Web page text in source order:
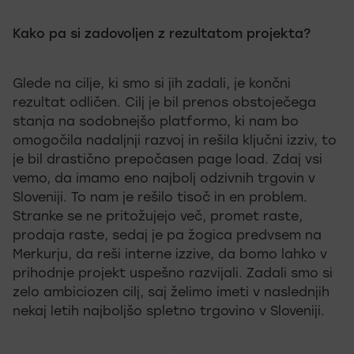
Kako pa si zadovoljen z rezultatom projekta?
Glede na cilje, ki smo si jih zadali, je končni
rezultat odličen. Cilj je bil prenos obstoječega
stanja na sodobnejšo platformo, ki nam bo
omogočila nadaljnji razvoj in rešila ključni izziv, to
je bil drastično prepočasen page load. Zdaj vsi
vemo, da imamo eno najbolj odzivnih trgovin v
Sloveniji. To nam je rešilo tisoč in en problem.
Stranke se ne pritožujejo več, promet raste,
prodaja raste, sedaj je pa žogica predvsem na
Merkurju, da reši interne izzive, da bomo lahko v
prihodnje projekt uspešno razvijali. Zadali smo si
zelo ambiciozen cilj, saj želimo imeti v naslednjih
nekaj letih najboljšo spletno trgovino v Sloveniji.